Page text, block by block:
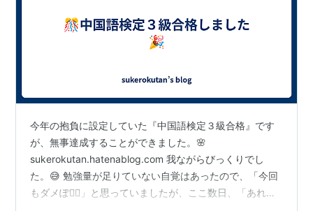
今年の抱負に設定していた『中国語検定３級合格』です
が、無事達成することができました。🌸
sukerokutan.hatenablog.com 我ながらびっくりでし
た。😅 勉強量が足りていない自覚はあったので、「今回
もダメぽ😵‍💫」と思っていましたが、ここ数日、「あれ？